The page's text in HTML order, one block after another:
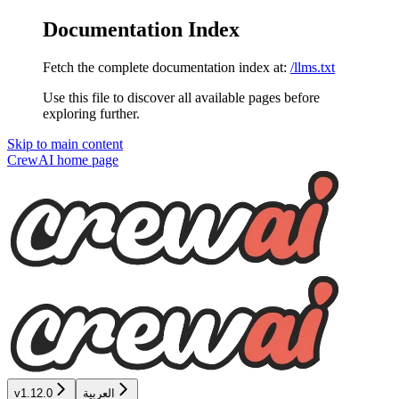
Documentation Index
Fetch the complete documentation index at: /llms.txt
Use this file to discover all available pages before
exploring further.
Skip to main content
CrewAI home page
v1.12.0 العربية